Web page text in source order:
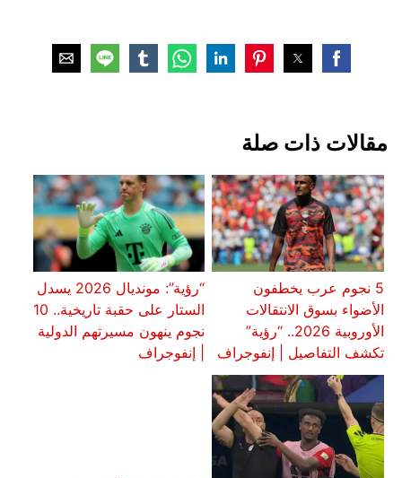
مقالات ذات صلة
5 نجوم عرب يخطفون
الأضواء بسوق الانتقالات
الأوروبية 2026.. “رؤية”
تكشف التفاصيل | إنفوجراف
“رؤية”: مونديال 2026 يسدل
الستار على حقبة تاريخية.. 10
نجوم ينهون مسيرتهم الدولية
| إنفوجراف